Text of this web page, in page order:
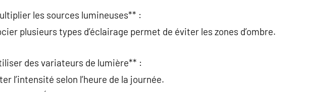
les sources lumineuses** :
plusieurs types d’éclairage permet de éviter les zones d’ombre.
des variateurs de lumière** :
l’intensité selon l’heure de la journée.